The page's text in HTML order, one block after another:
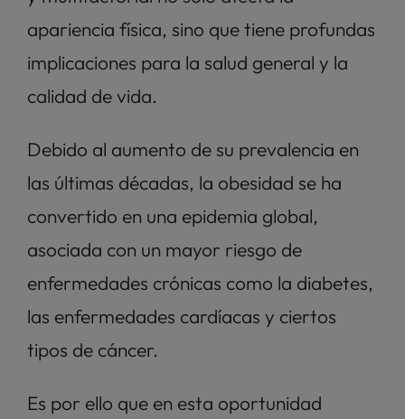
apariencia física, sino que tiene profundas
implicaciones para la salud general y la
calidad de vida.
Debido al aumento de su prevalencia en
las últimas décadas, la obesidad se ha
convertido en una epidemia global,
asociada con un mayor riesgo de
enfermedades crónicas como la diabetes,
las enfermedades cardíacas y ciertos
tipos de cáncer.
Es por ello que en esta oportunidad